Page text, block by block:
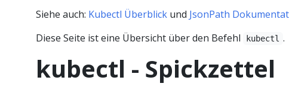
Siehe auch: Kubectl Überblick und JsonPath
Diese Seite ist eine Übersicht über den Befehl
kubectl .
kubectl - Spickzettel